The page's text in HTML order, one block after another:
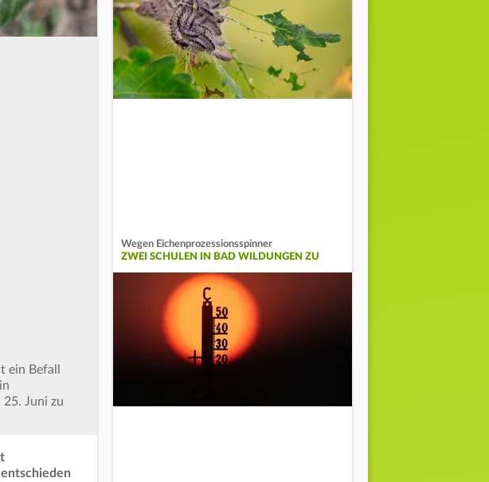
ein Befall
25. Juni zu
Wegen Eichenprozessionsspinner
ZWEI SCHULEN IN BAD WILDUNGEN ZU